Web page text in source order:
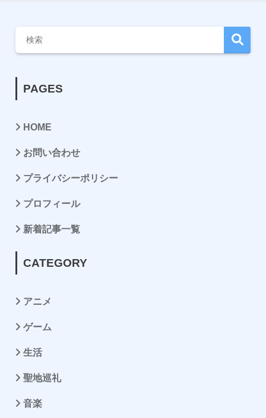
PAGES
HOME
お問い合わせ
プライバシーポリシー
プロフィール
新着記事一覧
CATEGORY
アニメ
ゲーム
生活
聖地巡礼
音楽